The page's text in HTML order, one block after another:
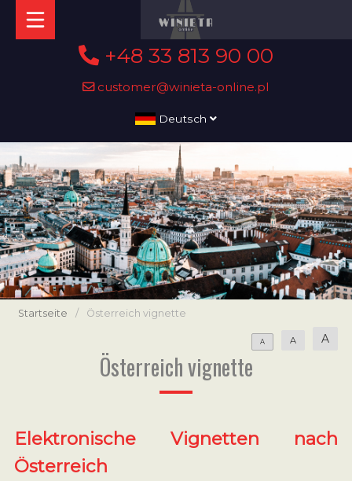
+48 33 813 90 00
customer@winieta-online.pl
Deutsch
Startseite / Österreich vignette
A A A
Österreich vignette
Elektronische Vignetten nach
Österreich